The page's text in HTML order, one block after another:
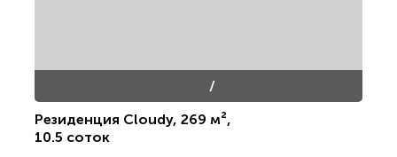
/
Резиденция Cloudy, 269 м²,
10.5 соток